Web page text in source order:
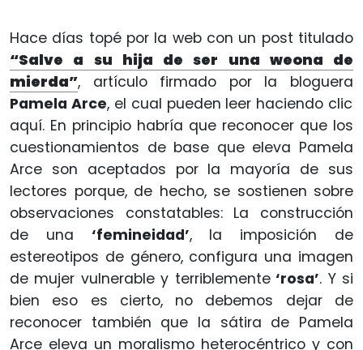
Hace días topé por la web con un post titulado
“Salve a su hija de ser una weona de
mierda”, artículo firmado por la bloguera
Pamela Arce, el cual pueden leer haciendo clic
aquí. En principio habría que reconocer que los
cuestionamientos de base que eleva Pamela
Arce son aceptados por la mayoría de sus
lectores porque, de hecho, se sostienen sobre
observaciones constatables: La construcción
de una ‘femineidad’, la imposición de
estereotipos de género, configura una imagen
de mujer vulnerable y terriblemente‘rosa’. Y si
bien eso es cierto, no debemos dejar de
reconocer también que la sátira de Pamela
Arce eleva un moralismo heterocéntrico y con